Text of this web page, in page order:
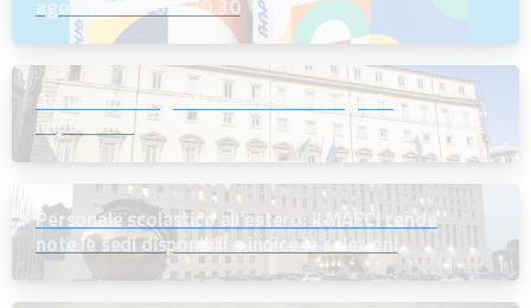
agosto 2026 ore 20.30
Assunzioni dirigenti scolastici: un segnale
importante
Personale scolastico all’estero: il MAECI rende
note le sedi disponibili e indice le selezioni